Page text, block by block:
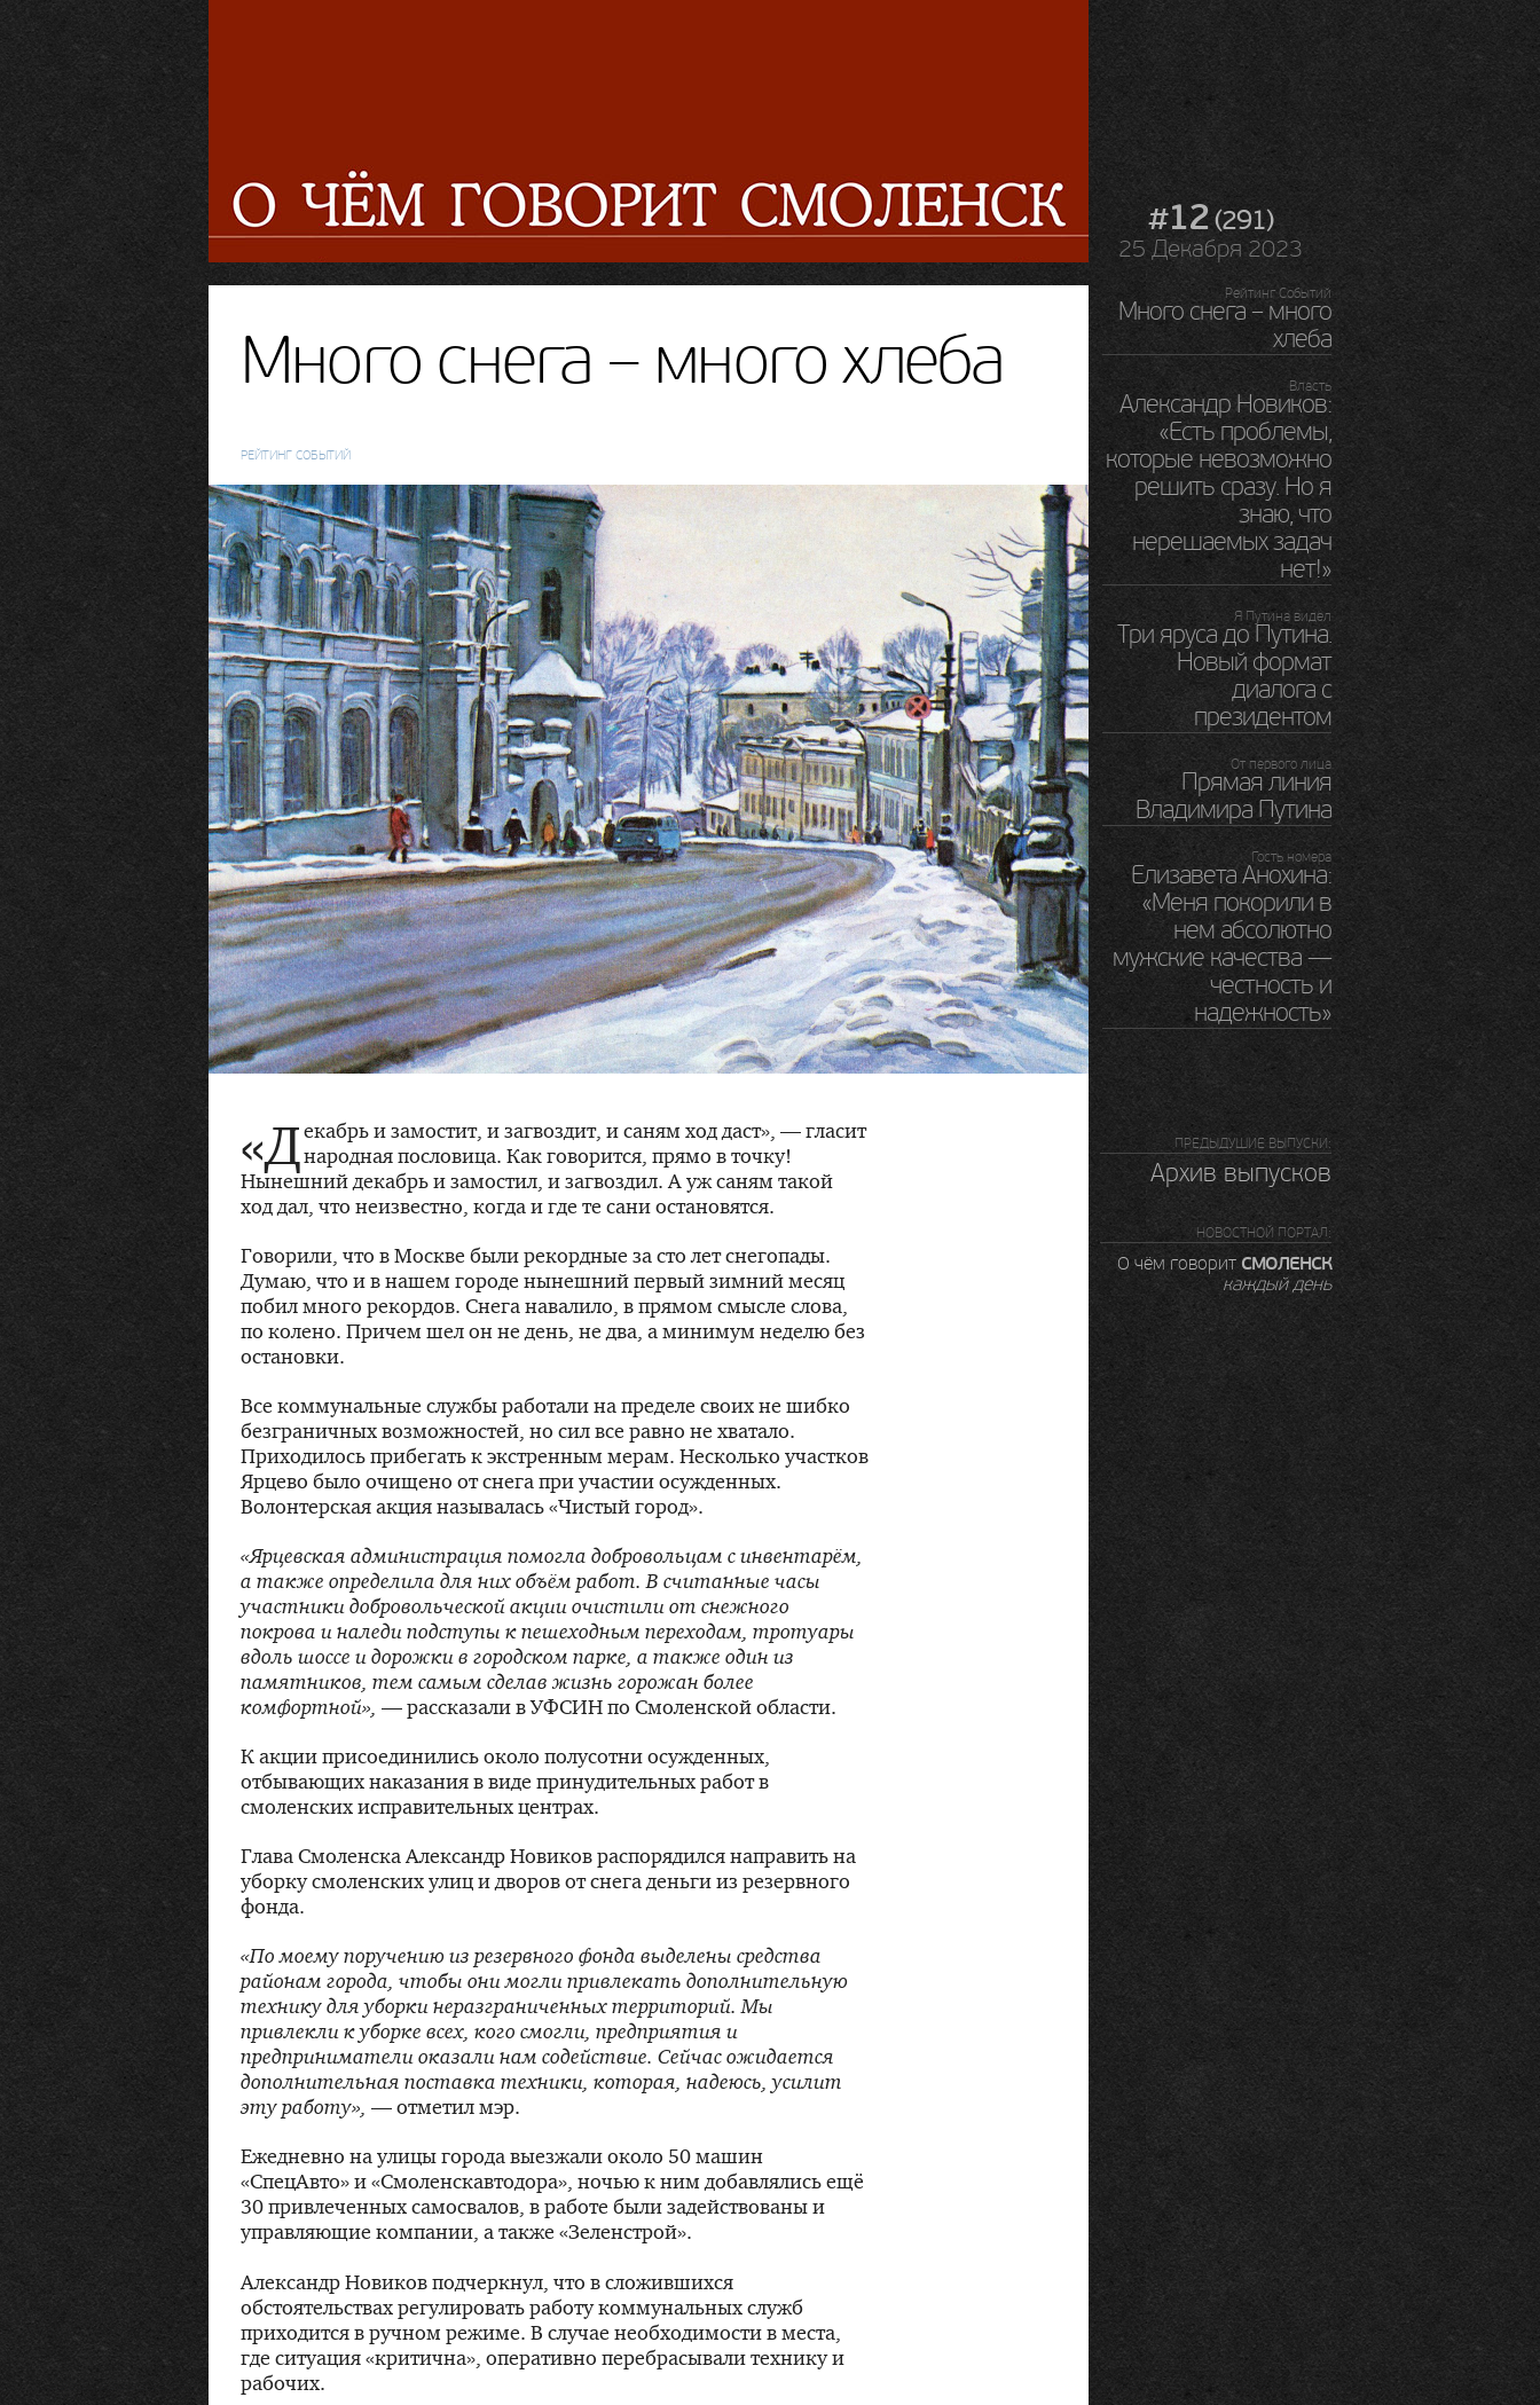
#12(291)
25 Декабря 2023
Много снега – много хлеба
РЕЙТИНГ СОБЫТИЙ
«Декабрь и замостит, и загвоздит, и саням ход даст», — гласит
народная пословица. Как говорится, прямо в точку!
Нынешний декабрь и замостил, и загвоздил. А уж саням такой
ход дал, что неизвестно, когда и где те сани остановятся.
Говорили, что в Москве были рекордные за сто лет снегопады.
Думаю, что и в нашем городе нынешний первый зимний месяц
побил много рекордов. Снега навалило, в прямом смысле слова,
по колено. Причем шел он не день, не два, а минимум неделю без
остановки.
Все коммунальные службы работали на пределе своих не шибко
безграничных возможностей, но сил все равно не хватало.
Приходилось прибегать к экстренным мерам. Несколько участков
Ярцево было очищено от снега при участии осужденных.
Волонтерская акция называлась «Чистый город».
«Ярцевская администрация помогла добровольцам с инвентарём,
а также определила для них объём работ. В считанные часы
участники добровольческой акции очистили от снежного
покрова и наледи подступы к пешеходным переходам, тротуары
вдоль шоссе и дорожки в городском парке, а также один из
памятников, тем самым сделав жизнь горожан более
комфортной», — рассказали в УФСИН по Смоленской области.
К акции присоединились около полусотни осужденных,
отбывающих наказания в виде принудительных работ в
смоленских исправительных центрах.
Глава Смоленска Александр Новиков распорядился направить на
уборку смоленских улиц и дворов от снега деньги из резервного
фонда.
«По моему поручению из резервного фонда выделены средства
районам города, чтобы они могли привлекать дополнительную
технику для уборки неразграниченных территорий. Мы
привлекли к уборке всех, кого смогли, предприятия и
предприниматели оказали нам содействие. Сейчас ожидается
дополнительная поставка техники, которая, надеюсь, усилит
эту работу», — отметил мэр.
Ежедневно на улицы города выезжали около 50 машин
«СпецАвто» и «Смоленскавтодора», ночью к ним добавлялись ещё
30 привлеченных самосвалов, в работе были задействованы и
управляющие компании, а также «Зеленстрой».
Александр Новиков подчеркнул, что в сложившихся
обстоятельствах регулировать работу коммунальных служб
приходится в ручном режиме. В случае необходимости в места,
где ситуация «критична», оперативно перебрасывали технику и
рабочих.
Рейтинг Событий
Много снега – много
хлеба
Власть
Александр Новиков:
«Есть проблемы,
которые невозможно
решить сразу. Но я
знаю, что
нерешаемых задач
нет!»
Я Путина видел
Три яруса до Путина.
Новый формат
диалога с
президентом
От первого лица
Прямая линия
Владимира Путина
Гость номера
Елизавета Анохина:
«Меня покорили в
нем абсолютно
мужские качества —
честность и
надежность»
ПРЕДЫДУШИЕ ВЫПУСКИ:
Архив выпусков
НОВОСТНОЙ ПОРТАЛ:
О чём говорит СМОЛЕНСК
каждый день